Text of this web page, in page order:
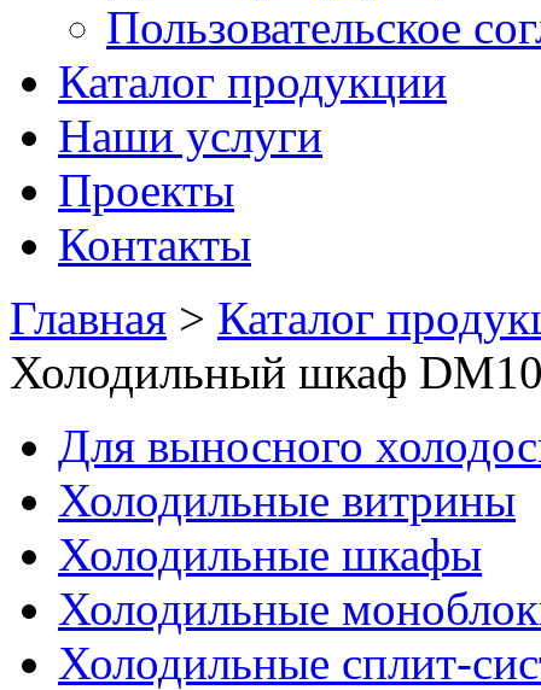
Пользовательское
Каталог продукции
Наши услуги
Проекты
Контакты
Главная > Каталог
Холодильный шкаф
Для выносного
Холодильные витрины
Холодильные шкафы
Холодильные
Холодильные сплит-